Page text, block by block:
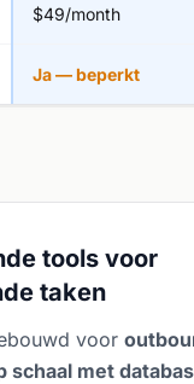
$49/month
Ja — beperkt
tools voor
taken
voor
schaal met